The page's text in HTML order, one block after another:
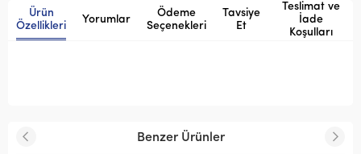
Ürün
Özellikleri
Yorumlar
Ödeme
Seçenekleri
Tavsiye
Et
Teslimat ve
İade
Koşulları
Benzer Ürünler